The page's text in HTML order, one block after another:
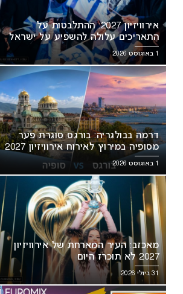
אירוויזיון 2027: ההתלבטות על
התאריכים עלולה להשפיע על ישראל
1 באוגוסט 2026
דרמה בבולגריה: בורגס סוגרת פער
מסופיה במירוץ לאירוח אירוויזיון 2027
1 באוגוסט 2026
מאכזב: העיר המארחת של אירוויזיון
2027 לא תוכרז היום
31 ביולי 2026